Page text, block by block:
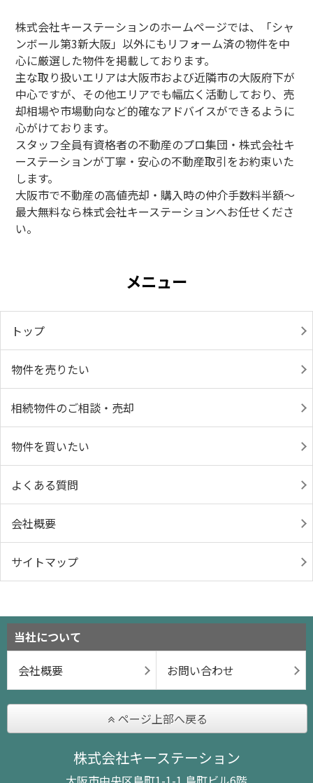
株式会社キーステーションのホームページでは、「シャ
ンボール第3新大阪」以外にもリフォーム済の物件を中
心に厳選した物件を掲載しております。
主な取り扱いエリアは大阪市および近隣市の大阪府下が
中心ですが、その他エリアでも幅広く活動しており、売
却相場や市場動向など的確なアドバイスができるように
心がけております。
スタッフ全員有資格者の不動産のプロ集団・株式会社キ
ーステーションが丁寧・安心の不動産取引をお約束いた
します。
大阪市で不動産の高値売却・購入時の仲介手数料半額～
最大無料なら株式会社キーステーションへお任せくださ
い。
メニュー
トップ
物件を売りたい
相続物件のご相談・売却
物件を買いたい
よくある質問
会社概要
サイトマップ
当社について
会社概要
お問い合わせ
ページ上部へ戻る
株式会社キーステーション